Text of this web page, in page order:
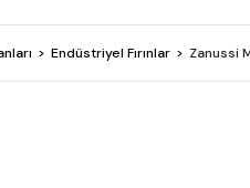
Endüstriyel Fırınlar Zanussi